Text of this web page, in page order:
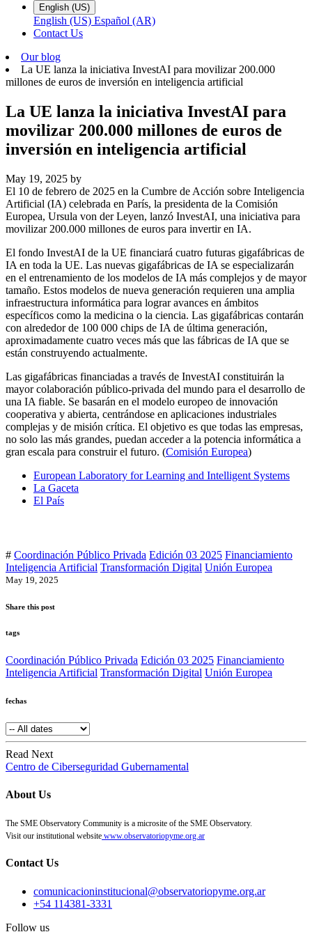
English (US)
English (US) Español (AR)
Contact Us
Our blog
La UE lanza la iniciativa InvestAI para movilizar 200.000
millones de euros de inversión en inteligencia artificial
La UE lanza la iniciativa InvestAI para
movilizar 200.000 millones de euros de
inversión en inteligencia artificial
May 19, 2025 by
El 10 de febrero de 2025 en la Cumbre de Acción sobre Inteligencia
Artificial (IA) celebrada en París, la presidenta de la Comisión
Europea, Ursula von der Leyen, lanzó InvestAI, una iniciativa para
movilizar 200.000 millones de euros para invertir en IA.
El fondo InvestAI de la UE financiará cuatro futuras gigafábricas de
IA en toda la UE. Las nuevas gigafábricas de IA se especializarán
en el entrenamiento de los modelos de IA más complejos y de mayor
tamaño. Estos modelos de nueva generación requieren una amplia
infraestructura informática para lograr avances en ámbitos
específicos como la medicina o la ciencia. Las gigafábricas contarán
con alrededor de 100 000 chips de IA de última generación,
aproximadamente cuatro veces más que las fábricas de IA que se
están construyendo actualmente.
Las gigafábricas financiadas a través de InvestAI constituirán la
mayor colaboración público-privada del mundo para el desarrollo de
una IA fiable. Se basarán en el modelo europeo de innovación
cooperativa y abierta, centrándose en aplicaciones industriales
complejas y de misión crítica. El objetivo es que todas las empresas,
no solo las más grandes, puedan acceder a la potencia informática a
gran escala para construir el futuro. (Comisión Europea)
European Laboratory for Learning and Intelligent Systems
La Gaceta
El País
# Coordinación Público Privada Edición 03 2025 Financiamiento
Inteligencia Artificial Transformación Digital Unión Europea
May 19, 2025
Share this post
tags
Coordinación Público Privada Edición 03 2025 Financiamiento
Inteligencia Artificial Transformación Digital Unión Europea
fechas
Read Next
Centro de Ciberseguridad Gubernamental
About Us
The SME Observatory Community is a microsite of the SME Observatory.
Visit our institutional website www.observatoriopyme.org.ar
Contact Us
comunicacioninstitucional@observatoriopyme.org.ar
+54 114381-3331
Follow us